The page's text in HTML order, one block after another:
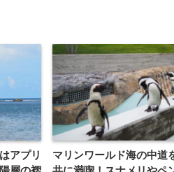
アプリ
マリンワールド海の中道